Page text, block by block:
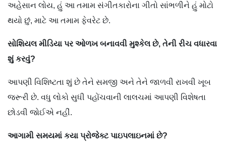
અહેસાન લોય, હું આ તમામ સંગીતકારોના ગીતો સાંભળીને હું મોટો
થયો છું, માટે આ તમામ ફેવરેટ છે.
સોશિયલ મીડિયા પર ઓળખ બનાવવી મુશ્કેલ છે, તેની રીચ વધારવા
શું કરવું?
આપણી વિશિષ્ટતા શું છે તેને સમજી અને તેને જાળવી રાખવી ખૂબ
જરૂરી છે. વધુ લોકો સુધી પહોંચવાની લાલચમાં આપણી વિશેષતા
છોડવી જોઈએ નહીં.
આગામી સમયમાં કયા પ્રોજેક્ટ પાઇપલાઇનમાં છે?